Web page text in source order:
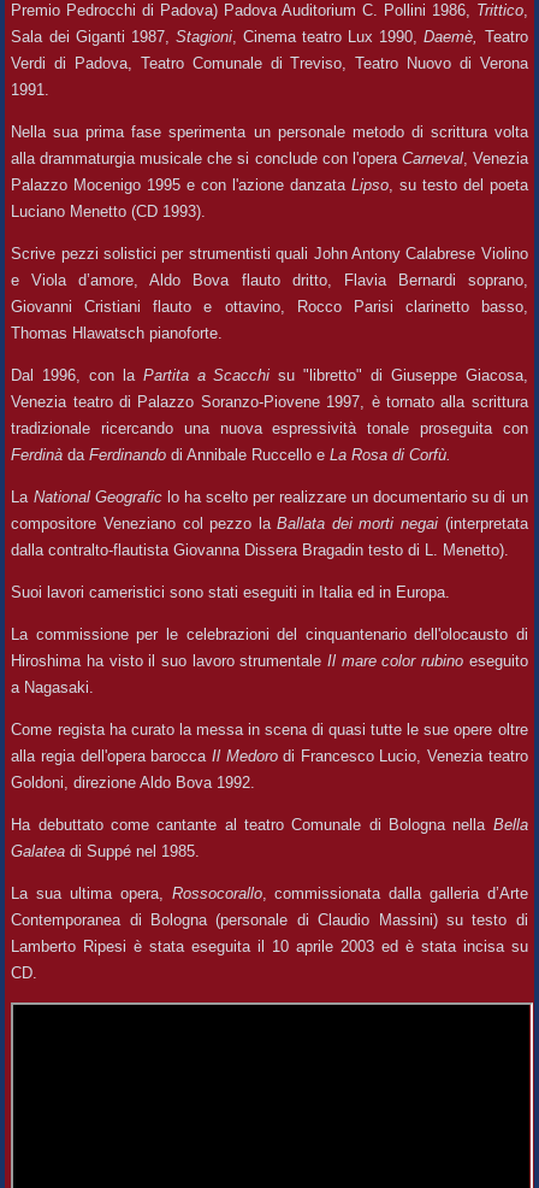
Premio Pedrocchi di Padova) Padova Auditorium C. Pollini 1986, Trittico,
Sala dei Giganti 1987, Stagioni, Cinema teatro Lux 1990,Daemè, Teatro
Verdi di Padova, Teatro Comunale di Treviso, Teatro Nuovo di Verona
1991.
Nella sua prima fase sperimenta un personale metodo di scrittura volta
alla drammaturgia musicale che si conclude con l'opera Carneval, Venezia
Palazzo Mocenigo 1995 e con l'azione danzata Lipso, su testo del poeta
Luciano Menetto (CD 1993).
Scrive pezzi solistici per strumentisti quali John Antony Calabrese Violino
e Viola d’amore, Aldo Bova flauto dritto, Flavia Bernardi soprano,
Giovanni Cristiani flauto e ottavino, Rocco Parisi clarinetto basso,
Thomas Hlawatsch pianoforte.
Dal 1996, con la Partita a Scacchi su "libretto" di Giuseppe Giacosa,
Venezia teatro di Palazzo Soranzo-Piovene 1997, è tornato alla scrittura
tradizionale ricercando una nuova espressività tonale proseguita con
Ferdinà daFerdinando di Annibale Ruccello eLa Rosa di Corfù.
La National Geograficlo ha scelto per realizzare un documentario su di un
compositore Veneziano col pezzo laBallata dei morti negai(interpretata
dalla contralto-flautista Giovanna Dissera Bragadin testo di L. Menetto).
Suoi lavori cameristici sono stati eseguiti in Italia ed in Europa.
La commissione per le celebrazioni del cinquantenario dell'olocausto di
Hiroshima ha visto il suo lavoro strumentale Il mare color rubinoeseguito
a Nagasaki.
Come regista ha curato la messa in scena di quasi tutte le sue opere oltre
alla regia dell'opera barocca Il Medorodi Francesco Lucio, Venezia teatro
Goldoni, direzione Aldo Bova 1992.
Ha debuttato come cantante al teatro Comunale di Bologna nellaBella
Galatea di Suppé nel 1985.
La sua ultima opera, Rossocorallo, commissionata dalla galleria d’Arte
Contemporanea di Bologna (personale di Claudio Massini) su testo di
Lamberto Ripesi è stata eseguita il 10 aprile 2003 ed è stata incisa su
CD.